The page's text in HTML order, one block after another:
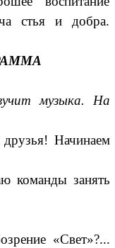
стья и добра.
музыка. На
друзья! Начинаем
команды занять
«Свет»?...